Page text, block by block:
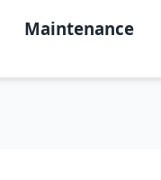
Maintenance